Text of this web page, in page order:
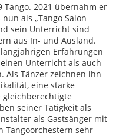
2021 übernahm er
als „Tango Salon
sein Unterricht sind
aus In- und Ausland.
Erfahrungen
Unterricht als auch
Als Tänzer zeichnen ihn
eine starke
seiner Tätigkeit als
als Gastsänger mit
Tangoorchestern sehr